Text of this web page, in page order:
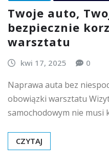
Twoje auto,
bezpiecznie
warsztatu
kwi 17, 2025 0
Naprawa auta bez
obowiązki warsztatu
samochodowym nie musi
CZYTAJ